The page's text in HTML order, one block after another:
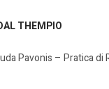
THEMPIO
Pavonis – Pratica di